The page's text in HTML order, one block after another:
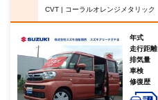
CVT | コーラルオレンジメタリック
年式
走行距離
排気量
車検
修復歴